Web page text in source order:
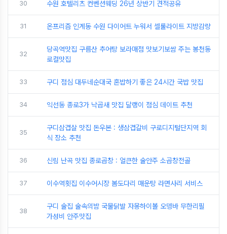
30 수원 호텔리츠 컨벤션웨딩 26년 상반기 견적공유
31 온프리즘 인계동 수원 다이어트 누워서 셀룰라이트 지방감량
32
당곡역맛집 구름산 추어탕 보라매점 맛보기보쌈 주는 봉천동
로컬맛집
33 구디 점심 대두네순대국 혼밥하기 좋은 24시간 국밥 맛집
34 익선동 종로3가 낙곱새 맛집 달랭이 점심 데이트 추천
35
구디삼겹살 맛집 돈우본 : 생삼겹갈비 구로디지털단지역 회
식 장소 추천
36 신림 난곡 맛집 종로곱창 : 얼큰한 술안주 소곱창전골
37 이수역횟집 이수어시장 봄도다리 매운탕 라면사리 서비스
38
구디 술집 술속의밤 국물닭발 자몽하이볼 오뎅바 무한리필
가성비 안주맛집